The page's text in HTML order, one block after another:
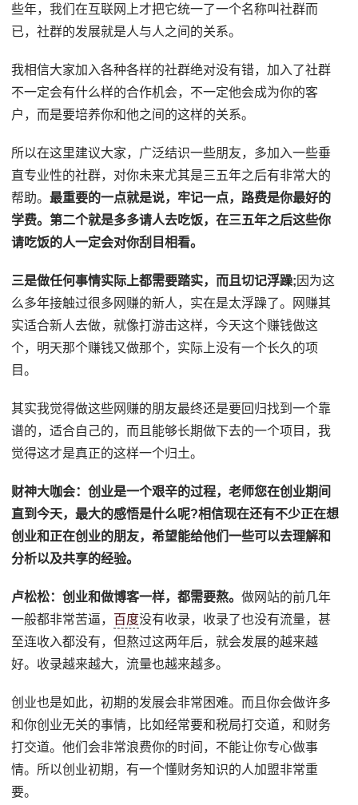
些年，我们在互联网上才把它统一了一个名称叫社群而
已，社群的发展就是人与人之间的关系。
我相信大家加入各种各样的社群绝对没有错，加入了社群
不一定会有什么样的合作机会，不一定他会成为你的客
户，而是要培养你和他之间的这样的关系。
所以在这里建议大家，广泛结识一些朋友，多加入一些垂
直专业性的社群，对你未来尤其是三五年之后有非常大的
帮助。最重要的一点就是说，牢记一点，路费是你最好的
学费。第二个就是多多请人去吃饭，在三五年之后这些你
请吃饭的人一定会对你刮目相看。
三是做任何事情实际上都需要踏实，而且切记浮躁; 因为这
么多年接触过很多网赚的新人，实在是太浮躁了。网赚其
实适合新人去做，就像打游击这样，今天这个赚钱做这
个，明天那个赚钱又做那个，实际上没有一个长久的项
目。
其实我觉得做这些网赚的朋友最终还是要回归找到一个靠
谱的，适合自己的，而且能够长期做下去的一个项目，我
觉得这才是真正的这样一个归土。
财神大咖会：创业是一个艰辛的过程，老师您在创业期间
直到今天，最大的感悟是什么呢?相信现在还有不少正在想
创业和正在创业的朋友，希望能给他们一些可以去理解和
分析以及共享的经验。
卢松松：创业和做博客一样，都需要熬。做网站的前几年
一般都非常苦逼， 百度没有收录，收录了也没有流量，甚
至连收入都没有，但熬过这两年后，就会发展的越来越
好。收录越来越大，流量也越来越多。
创业也是如此，初期的发展会非常困难。而且你会做许多
和你创业无关的事情，比如经常要和税局打交道，和财务
打交道。他们会非常浪费你的时间，不能让你专心做事
情。所以创业初期，有一个懂财务知识的人加盟非常重
要。